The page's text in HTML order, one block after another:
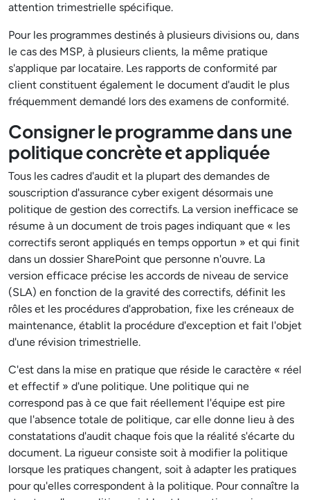
attention trimestrielle spécifique.
Pour les programmes destinés à plusieurs divisions ou, dans
le cas des MSP, à plusieurs clients, la même pratique
s'applique par locataire. Les rapports de conformité par
client constituent également le document d'audit le plus
fréquemment demandé lors des examens de conformité.
Consigner le programme dans une
politique concrète et appliquée
Tous les cadres d'audit et la plupart des demandes de
souscription d'assurance cyber exigent désormais une
politique de gestion des correctifs. La version inefficace se
résume à un document de trois pages indiquant que « les
correctifs seront appliqués en temps opportun » et qui finit
dans un dossier SharePoint que personne n'ouvre. La
version efficace précise les accords de niveau de service
(SLA) en fonction de la gravité des correctifs, définit les
rôles et les procédures d'approbation, fixe les créneaux de
maintenance, établit la procédure d'exception et fait l'objet
d'une révision trimestrielle.
C'est dans la mise en pratique que réside le caractère « réel
et effectif » d'une politique. Une politique qui ne
correspond pas à ce que fait réellement l'équipe est pire
que l'absence totale de politique, car elle donne lieu à des
constatations d'audit chaque fois que la réalité s'écarte du
document. La rigueur consiste soit à modifier la politique
lorsque les pratiques changent, soit à adapter les pratiques
pour qu'elles correspondent à la politique. Pour connaître la